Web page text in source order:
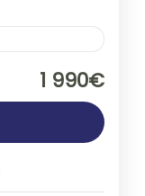
, Italie,
1 990€